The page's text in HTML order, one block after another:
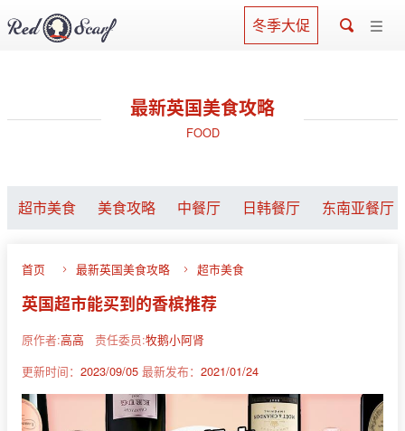
冬季大促
最新英国美食攻略
FOOD
超市美食 美食攻略 中餐厅 日韩餐厅 东南亚餐厅
首页 最新英国美食攻略 超市美食
英国超市能买到的香槟推荐
原作者:高高 责任委员:牧鹅小阿肾
更新时间： 2023/09/05 最新发布： 2021/01/24